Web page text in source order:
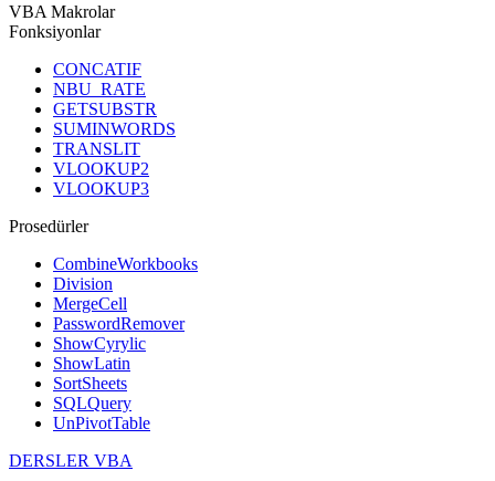
VBA Makrolar
Fonksiyonlar
CONCATIF
NBU_RATE
GETSUBSTR
SUMINWORDS
TRANSLIT
VLOOKUP2
VLOOKUP3
Prosedürler
CombineWorkbooks
Division
MergeCell
PasswordRemover
ShowCyrylic
ShowLatin
SortSheets
SQLQuery
UnPivotTable
DERSLER VBA